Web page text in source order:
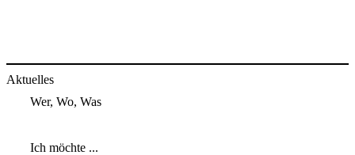
Aktuelles
Wer, Wo, Was
Ich möchte ...